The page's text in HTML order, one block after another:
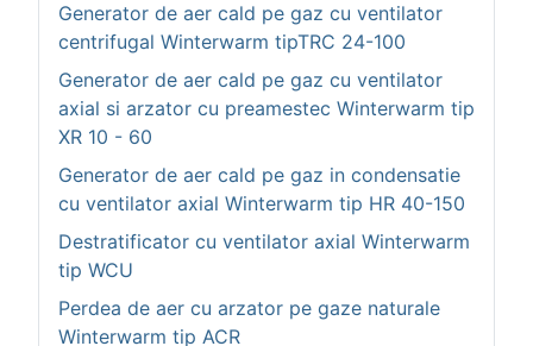
Generator de aer cald pe gaz cu ventilator
centrifugal Winterwarm tipTRC 24-100
Generator de aer cald pe gaz cu ventilator
axial si arzator cu preamestec Winterwarm tip
XR 10 - 60
Generator de aer cald pe gaz in condensatie
cu ventilator axial Winterwarm tip HR 40-150
Destratificator cu ventilator axial Winterwarm
tip WCU
Perdea de aer cu arzator pe gaze naturale
Winterwarm tip ACR